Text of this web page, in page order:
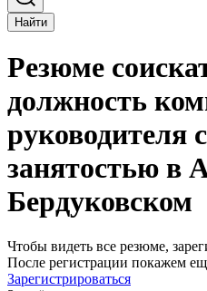
Найти
Резюме
должность
руководителя
занятостью в
Бердуковском
Чтобы видеть все резюме,
После регистрации покажем
Зарегистрироваться